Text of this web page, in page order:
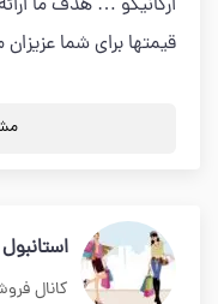
ارگانیگو … هدف ما
قیمتها برای شما
کانال